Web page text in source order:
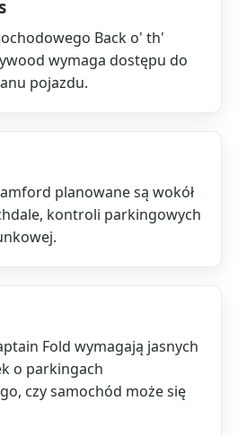
Back o' th'
wymaga dostępu do
pojazdu.
planowane są wokół
kontroli parkingowych
Fold wymagają jasnych
o parkingach
czy samochód może się